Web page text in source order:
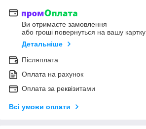
Ви отримаєте замовлення
або гроші повернуться на вашу картку
Детальніше
Післяплата
Оплата на рахунок
Оплата за реквізитами
Всі умови оплати